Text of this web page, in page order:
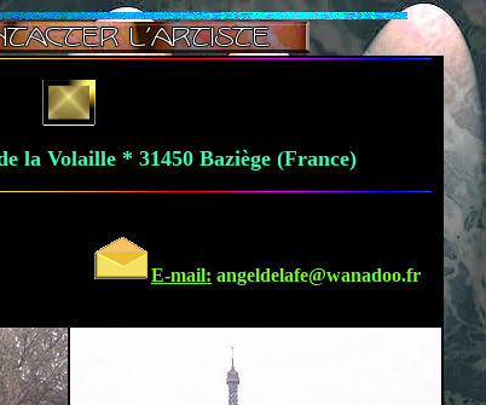
la Volaille * 31450 Baziège (France)
E-mail: angeldelafe@wanadoo.fr